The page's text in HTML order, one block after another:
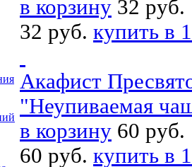
в корзину 32 руб.
32 руб. купить в
Акафист
"Неупиваемая
в корзину 60 руб.
60 руб. купить в